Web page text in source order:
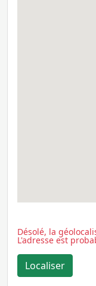
Désolé, la
L'adresse est